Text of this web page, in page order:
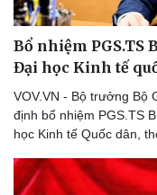
Sức khỏe
Bổ nhiệm PGS.TS
Đại học Kinh tế
VOV.VN - Bộ trưởng Bộ
định bổ nhiệm PGS.TS
học Kinh tế Quốc dân,